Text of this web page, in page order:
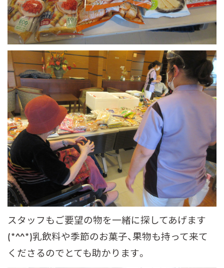
スタッフもご要望の物を一緒に探してあげます
(*^^*)乳飲料や季節のお菓子、果物も持って来て
くださるのでとても助かります。